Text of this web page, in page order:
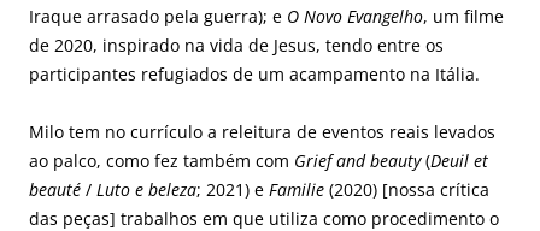
Iraque arrasado pela guerra); e O Novo Evangelho, um filme
de 2020, inspirado na vida de Jesus, tendo entre os
participantes refugiados de um acampamento na Itália.
Milo tem no currículo a releitura de eventos reais levados
ao palco, como fez também com Grief and beauty(Deuil et
beauté / Luto e beleza; 2021) e Familie (2020) [nossa crítica
das peças] trabalhos em que utiliza como procedimento o